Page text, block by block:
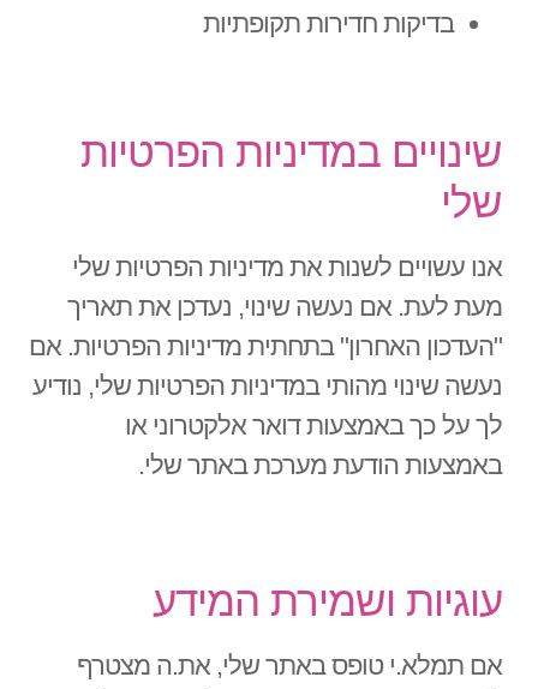
בדיקות חדירות תקופתיות
שינויים במדיניות הפרטיות
שלי
אנו עשויים לשנות את מדיניות הפרטיות שלי
מעת לעת. אם נעשה שינוי, נעדכן את תאריך
"העדכון האחרון" בתחתית מדיניות הפרטיות. אם
נעשה שינוי מהותי במדיניות הפרטיות שלי, נודיע
לך על כך באמצעות דואר אלקטרוני או
באמצעות הודעת מערכת באתר שלי.
עוגיות ושמירת המידע
אם תמלא.י טופס באתר שלי, את.ה מצטרף